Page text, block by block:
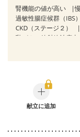
腎機能の値が高い
過敏性腸症候群（IBS）
CKD（ステージ２）
乳がん（放射線治療中
妊婦健診・体重増加
産後（ミルク）
関
献立に追加